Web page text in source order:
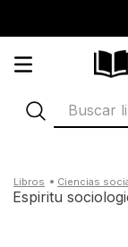
Buscar libros
ciencias
espiritu